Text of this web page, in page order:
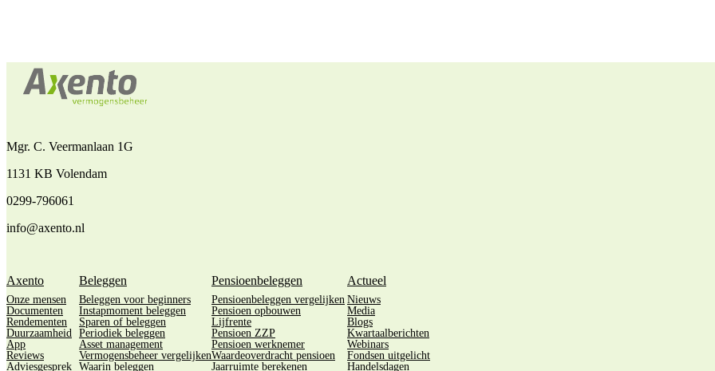
Mgr. C. Veermanlaan 1G
1131 KB Volendam
0299-796061
info@axento.nl
Axento
Onze mensen
Documenten
Rendementen
Duurzaamheid
App
Reviews
Adviesgesprek
Beleggen
Beleggen voor beginners
Instapmoment beleggen
Sparen of beleggen
Periodiek beleggen
Asset management
Vermogensbeheer vergelijken
Waarin beleggen
Pensioenbeleggen
Pensioenbeleggen vergelijken
Pensioen opbouwen
Lijfrente
Pensioen ZZP
Pensioen werknemer
Waardeoverdracht pensioen
Jaarruimte berekenen
Actueel
Nieuws
Media
Blogs
Kwartaalberichten
Webinars
Fondsen uitgelicht
Handelsdagen